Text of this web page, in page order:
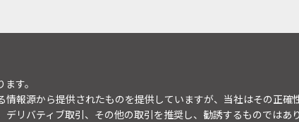
す。
報源から提供されたものを提供していますが、当社はその正
リバティブ取引、その他の取引を推奨し、勧誘するものではあ